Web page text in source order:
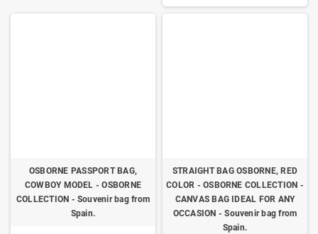
OSBORNE PASSPORT BAG,
COWBOY MODEL - OSBORNE
COLLECTION - Souvenir bag from
Spain.
STRAIGHT BAG OSBORNE, RED
COLOR - OSBORNE COLLECTION -
CANVAS BAG IDEAL FOR ANY
OCCASION - Souvenir bag from
Spain.